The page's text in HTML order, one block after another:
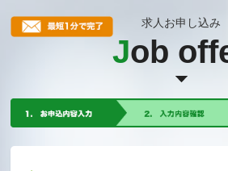
求人お申し込み
Job